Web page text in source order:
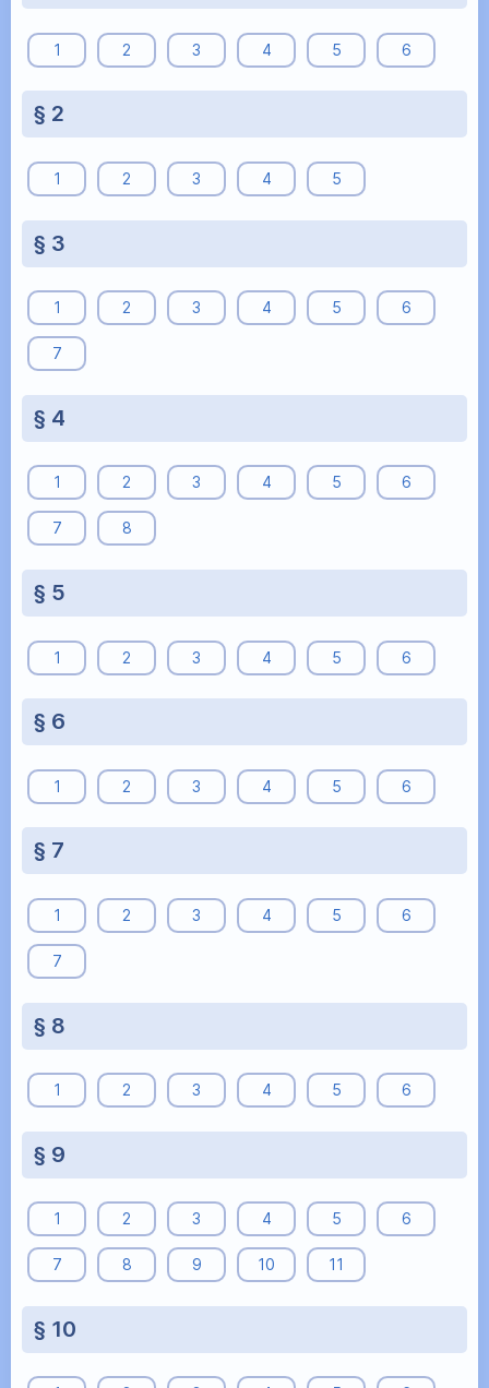
1 2 3 4 5 6
§ 2
1 2 3 4 5
§ 3
1 2 3 4 5 6
7
§ 4
1 2 3 4 5 6
7 8
§ 5
1 2 3 4 5 6
§ 6
1 2 3 4 5 6
§ 7
1 2 3 4 5 6
7
§ 8
1 2 3 4 5 6
§ 9
1 2 3 4 5 6
7 8 9 10 11
§ 10